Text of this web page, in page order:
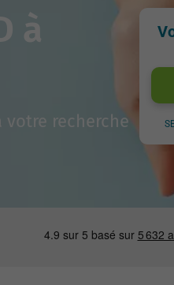
à
recherche